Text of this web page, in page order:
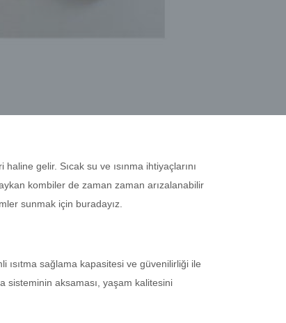
gelir. Sıcak su ve ısınma ihtiyaçlarını
kombiler de zaman zaman arızalanabilir
sunmak için buradayız.
ısıtma sağlama kapasitesi ve güvenilirliği ile
sisteminin aksaması, yaşam kalitesini